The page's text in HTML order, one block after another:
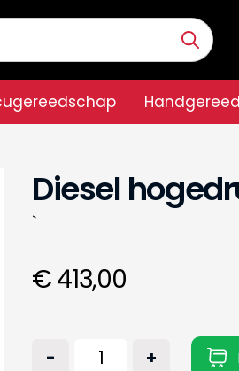
Diesel
`
€ 413,00
- +